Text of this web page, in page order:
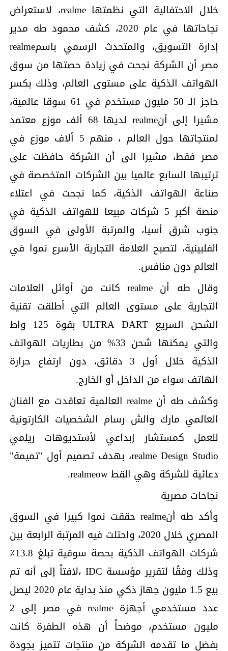
خلال الاحتفالية التي نظمتها realme، لاستعراض
نجاحاتها في عام 2020، كشف محمود طه مدير
إدارة التسويق، والمتحدث الرسمي باسمrealme
مصر أن الشركة نجحت في زيادة حصتها من سوق
الهواتف الذكية على مستوى العالم، وذلك بكسر
حاجز الـ 50 مليون مستخدم في 61 سوقا عالمية،
مشيرا إلى أنrealme لديها 68 ألف موزع معتمد
لمنتجاتها حول العالم ، منهم 5 ألاف موزع في
مصر فقط، مشيرا الى أن الشركة حافظت على
ترتيبها السابع عالميا بين الشركات المتخصصة في
صناعة الهواتف الذكية، كما نجحت في اعتلاء
منصة أكبر 5 شركات مبيعا للهواتف الذكية في
جنوب شرق أسيا، والمرتبة الأولى في السوق
الفلبينية، لتصبح العلامة التجارية الأسرع نموا في
العالم دون منافس.
وقال طه أن realme كانت من أوائل العلامات
التجارية على مستوى العالم التي أطلقت تقنية
الشحن السريع ULTRA DART بقوة 125 واط
والتي يمكنها شحن 33% من بطاريات الهواتف
الذكية خلال أول 3 دقائق، دون ارتفاع حرارة
الهاتف سواء من الداخل أو الخارج.
وكشف طه أن realme العالمية تعاقدت مع الفنان
العالمي مارك والش رسام الشخصيات الكارتونية
للعمل كمستشار إبداعي لأستديوهات ريلمي
realme Design Studio، بهدف تصميم أول "تميمة"
دعائية للشركة وهي القط realmeow.
نجاحات مصرية
وأكد طه أنrealme حققت نموا كبيرا في السوق
المصري خلال 2020، واحتلت فيه المرتبة الرابعة بين
شركات الهواتف الذكية بحصة سوقية تبلغ 13.8٪
وذلك وفقًا لتقرير مؤسسة IDC ،لافتاً إلى أنه تم
بيع 1.5 مليون جهاز ذكي منذ بداية عام 2020 ليصل
عدد مستخدمي أجهزة realme في مصر إلى 2
مليون مستخدم، موضحاً أن هذه الطفرة كانت
بفضل ما تقدمه الشركة من منتجات تتميز بجودة